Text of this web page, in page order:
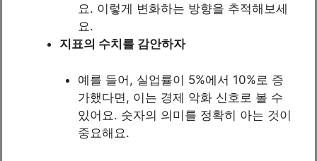
요. 이렇게 변화하는 방향을 추적해보세
요.
지표의 수치를 감안하자
예를 들어, 실업률이 5%에서 10%로 증
가했다면, 이는 경제 악화 신호로 볼 수
있어요. 숫자의 의미를 정확히 아는 것이
중요해요.